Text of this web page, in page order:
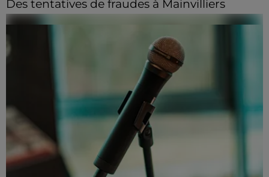
Des tentatives de fraudes à Mainvilliers